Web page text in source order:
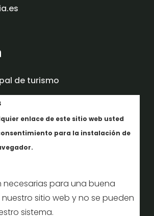
enlace de este sitio web usted
para la instalación de
necesarias para una buena
sitio web y no se pueden
sistema.
de turismo